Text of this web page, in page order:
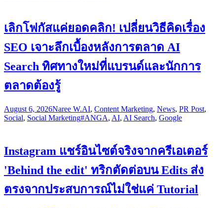
เลิกโฟกัสแค่ยอดคลิก! เปลี่ยนวิธีคิดเรื่อง
SEO เจาะลึกเบื้องหลังการตลาด AI
Search ทิศทางใหม่ที่แบรนด์และนักการ
ตลาดต้องรู้
August 6, 2026Naree W.AI, Content Marketing, News, PR Post,
Social, Social Marketing#ANGA, AI, AI Search, Google
Instagram แชร์อินไซต์จริงจากครีเอเตอร์
'Behind the edit' ทริกตัดต่อบน Edits ส่ง
ตรงจากประสบการณ์ไม่ใช่แค่ Tutorial